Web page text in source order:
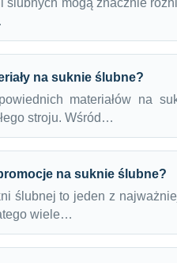
ślubnych mogą znacznie
na suknie ślubne?
materiałów na
stroju. Wśród…
na suknie ślubne?
ślubnej to jeden z
wiele…